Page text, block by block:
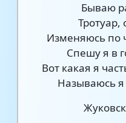
Бываю
Тротуар,
Изменяюсь по
Спешу я в
Вот какая я
Называюсь я